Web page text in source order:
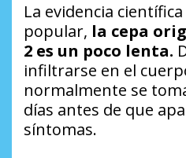
La evidencia
popular, la cepa
2 es un poco lenta.
infiltrarse en el
normalmente se
días antes de que
síntomas.